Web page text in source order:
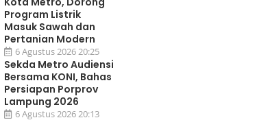
Program Listrik
Masuk Sawah dan
Pertanian Modern
6 Agustus 2026 20:25
Sekda Metro Audiensi
Bersama KONI, Bahas
Persiapan Porprov
Lampung 2026
6 Agustus 2026 20:13